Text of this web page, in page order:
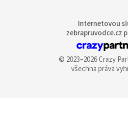
Internetovou
zebrapruvodce.cz
© 2023–2026 Crazy
všechna práva